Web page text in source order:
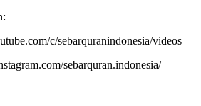
c/sebarquranindonesia/videos
sebarquran.indonesia/